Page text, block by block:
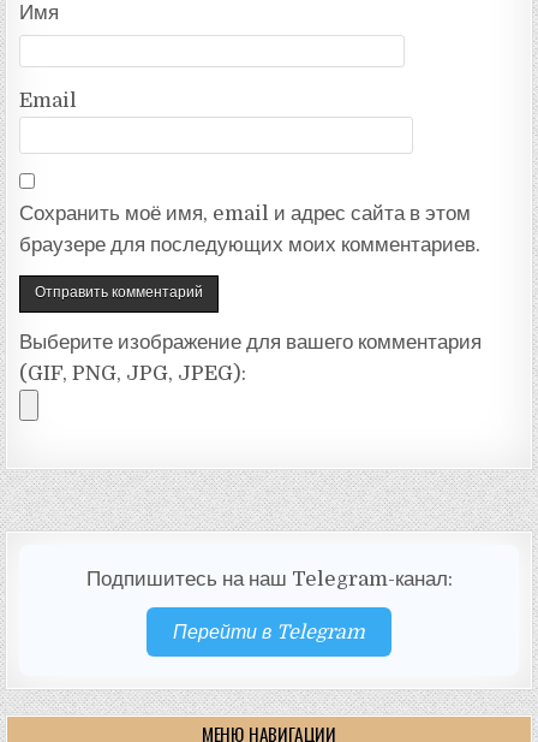
Имя
Email
Сохранить моё имя, email и адрес сайта в этом
браузере для последующих моих комментариев.
Выберите изображение для вашего комментария
(GIF, PNG, JPG, JPEG):
Подпишитесь на наш Telegram-канал:
Перейти в Telegram
МЕНЮ НАВИГАЦИИ